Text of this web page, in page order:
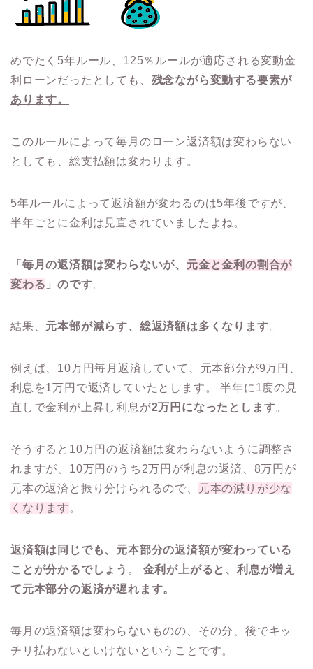
めでたく5年ルール、125％ルールが適応される変動金
利ローンだったとしても、 残念ながら変動する要素が
あります。
このルールによって毎月のローン返済額は変わらない
としても、総支払額は変わります。
5年ルールによって返済額が変わるのは5年後ですが、
半年ごとに金利は見直されていましたよね。
「毎月の返済額は変わらないが、 元金と金利の割合が
変わる 」のです。
結果、 元本部が減らす、総返済額は多くなります。
例えば、10万円毎月返済していて、元本部分が9万円、
利息を1万円で返済していたとします。 半年に1度の見
直しで金利が上昇し利息が2万円になったとします。
そうすると10万円の返済額は変わらないように調整さ
れますが、10万円のうち2万円が利息の返済、8万円が
元本の返済と振り分けられるので、 元本の減りが少な
くなります 。
返済額は同じでも、元本部分の返済額が変わっている
ことが分かるでしょう 。 金利が上がると、利息が増え
て元本部分の返済が遅れます。
毎月の返済額は変わらないものの、その分、後でキッ
チリ払わないといけないということです。